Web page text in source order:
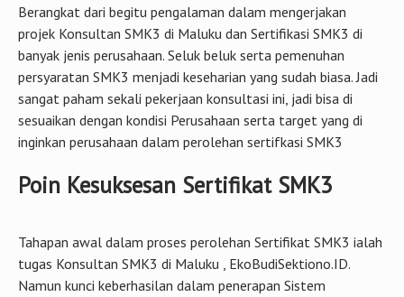
Berangkat dari begitu pengalaman dalam mengerjakan
projek Konsultan SMK3 di Maluku dan Sertifikasi SMK3 di
banyak jenis perusahaan. Seluk beluk serta pemenuhan
persyaratan SMK3 menjadi keseharian yang sudah biasa. Jadi
sangat paham sekali pekerjaan konsultasi ini, jadi bisa di
sesuaikan dengan kondisi Perusahaan serta target yang di
inginkan perusahaan dalam perolehan sertifkasi SMK3
Poin Kesuksesan Sertifikat SMK3
Tahapan awal dalam proses perolehan Sertifikat SMK3 ialah
tugas Konsultan SMK3 di Maluku , EkoBudiSektiono.ID.
Namun kunci keberhasilan dalam penerapan Sistem